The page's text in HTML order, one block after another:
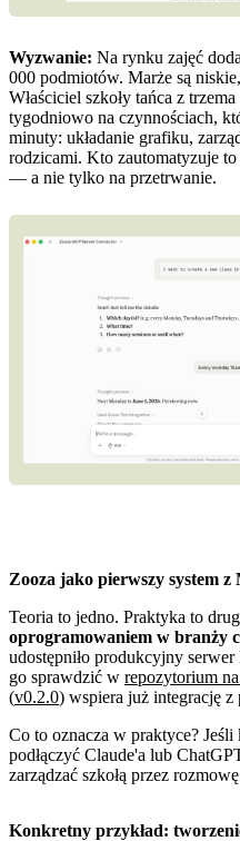
Wyzwanie: Na rynku zajęć
000 podmiotów. Marże są
Właściciel szkoły tańca z
tygodniowo na czynnościach,
minuty: układanie grafiku,
rodzicami. Kto zautomatyzuje
— a nie tylko na przetrwanie.
Zooza jako pierwszy system
Teoria to jedno. Praktyka to
oprogramowaniem w branży
udostępniło produkcyjny
go sprawdzić w repozytorium
(v0.2.0) wspiera już integrację z
Co to oznacza w praktyce? Jeśli
podłączyć Claude'a lub
zarządzać szkołą przez
Konkretny przykład: